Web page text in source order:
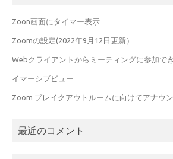
Zoon画面にタイマー表示
Zoomの設定(2022年9月12日更新）
Webクライアントからミーティングに参加で
イマーシブビュー
Zoom ブレイクアウトルームに向けてアナウ
最近のコメント